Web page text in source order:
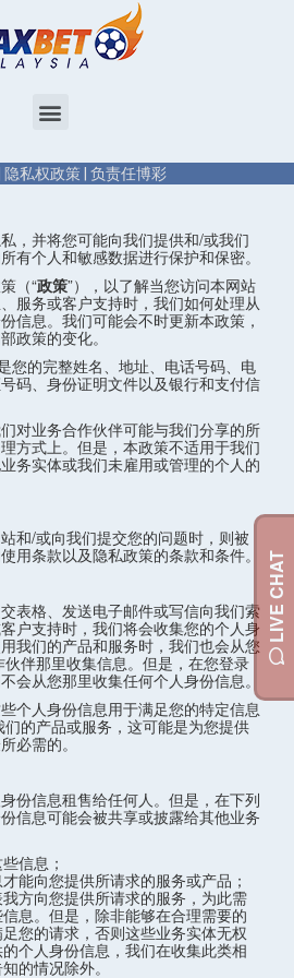
隐私权政策 负责任博彩
，并将您可能向我们提供和/或我们
有个人和敏感数据进行保护和保密。
（“政策”），以了解当您访问本网站
服务或客户支持时，我们如何处理从
信息。我们可能会不时更新本政策，
政策的变化。
您的完整姓名、地址、电话号码、电
码、身份证明文件以及银行和支付信
对业务合作伙伴可能与我们分享的所
方式上。但是，本政策不适用于我们
务实体或我们未雇用或管理的个人的
和/或向我们提交您的问题时，则被
用条款以及隐私政策的条款和条件。
表格、发送电子邮件或写信向我们索
户支持时，我们将会收集您的个人身
我们的产品和服务时，我们也会从您
伴那里收集信息。但是，在您登录
会从您那里收集任何个人身份信息。
个人身份信息用于满足您的特定信息
的产品或服务，这可能是为您提供
必需的。
份信息租售给任何人。但是，在下列
信息可能会被共享或披露给其他业务
信息；
能向您提供所请求的服务或产品；
方向您提供所请求的服务，为此需
息。但是，除非能够在合理需要的
您的请求，否则这些业务实体无权
个人身份信息，我们在收集此类相
的情况除外。
LIVE CHAT